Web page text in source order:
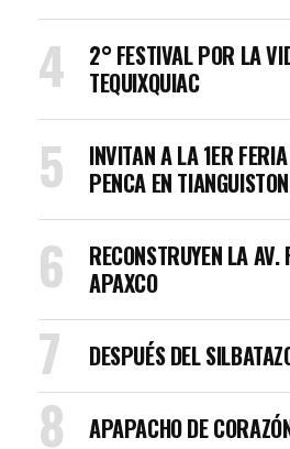
2° FESTIVAL POR LA
TEQUIXQUIAC
INVITAN A LA 1ER
PENCA EN
RECONSTRUYEN LA
APAXCO
DESPUÉS DEL
APAPACHO DE